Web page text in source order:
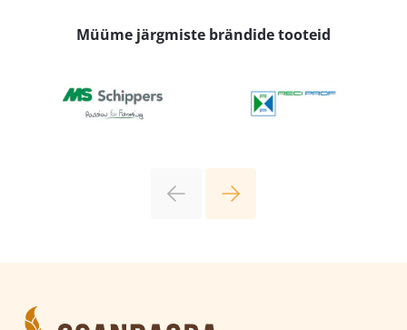
Müüme järgmiste brändide tooteid